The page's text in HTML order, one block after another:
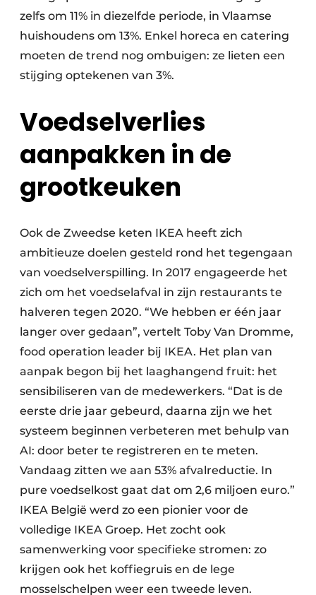
zelfs om 11% in diezelfde periode, in Vlaamse
huishoudens om 13%. Enkel horeca en catering
moeten de trend nog ombuigen: ze lieten een
stijging optekenen van 3%.
Voedselverlies
aanpakken in de
grootkeuken
Ook de Zweedse keten IKEA heeft zich
ambitieuze doelen gesteld rond het tegengaan
van voedselverspilling. In 2017 engageerde het
zich om het voedselafval in zijn restaurants te
halveren tegen 2020. “We hebben er één jaar
langer over gedaan”, vertelt Toby Van Dromme,
food operation leader bij IKEA. Het plan van
aanpak begon bij het laaghangend fruit: het
sensibiliseren van de medewerkers. “Dat is de
eerste drie jaar gebeurd, daarna zijn we het
systeem beginnen verbeteren met behulp van
AI: door beter te registreren en te meten.
Vandaag zitten we aan 53% afvalreductie. In
pure voedselkost gaat dat om 2,6 miljoen euro.”
IKEA België werd zo een pionier voor de
volledige IKEA Groep. Het zocht ook
samenwerking voor specifieke stromen: zo
krijgen ook het koffiegruis en de lege
mosselschelpen weer een tweede leven.